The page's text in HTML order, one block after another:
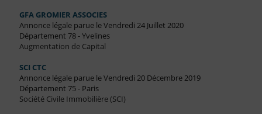
GFA GROMIER ASSOCIES
Annonce légale parue le Vendredi 24 Juillet 2020
Département 78 - Yvelines
Augmentation de Capital
SCI CTC
Annonce légale parue le Vendredi 20 Décembre 2019
Département 75 - Paris
Société Civile Immobilière (SCI)